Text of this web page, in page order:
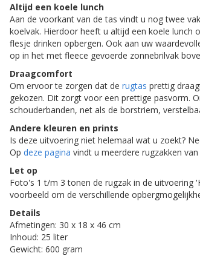
Altijd een koele lunch
Aan de voorkant van de tas vindt u nog twee
koelvak. Hierdoor heeft u altijd een koele lunch
flesje drinken opbergen. Ook aan uw
op in het met fleece gevoerde zonnebrilvak
Draagcomfort
Om ervoor te zorgen dat de rugtas prettig
gekozen. Dit zorgt voor een prettige pasvorm.
schouderbanden, net als de borstriem,
Andere kleuren en prints
Is deze uitvoering niet helemaal wat u zoekt?
Op deze pagina vindt u meerdere rugzakken
Let op
Foto's 1 t/m 3 tonen de rugzak in de uitvoering
voorbeeld om de verschillende
Details
Afmetingen: 30 x 18 x 46 cm
Inhoud: 25 liter
Gewicht: 600 gram